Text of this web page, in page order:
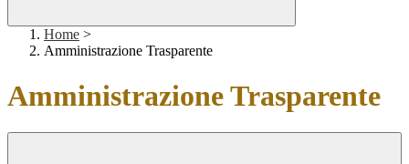
Home >
Amministrazione Trasparente
Amministrazione Trasparente